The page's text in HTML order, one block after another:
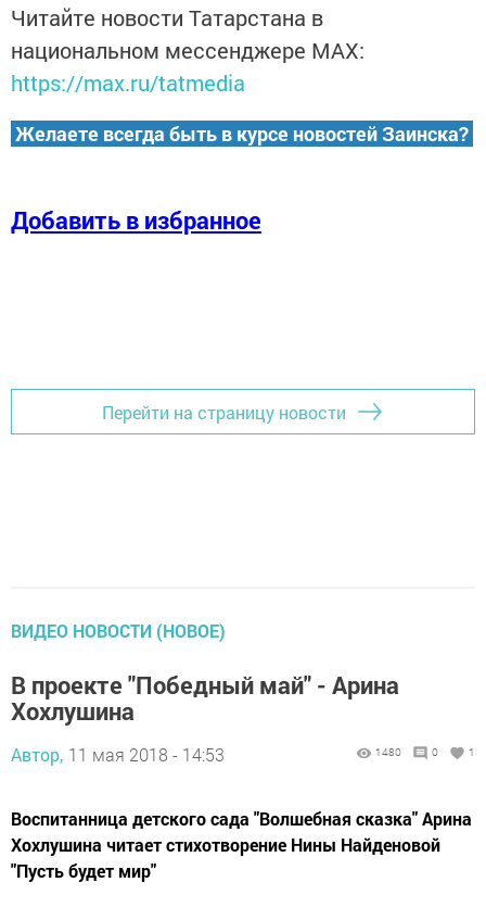
Читайте новости Татарстана в
национальном мессенджере MАХ:
https://max.ru/tatmedia
Желаете всегда быть в курсе новостей Заинска?
Добавить в избранное
Перейти на страницу новости
ВИДЕО НОВОСТИ (НОВОЕ)
В проекте "Победный май" - Арина
Хохлушина
Автор, 11 мая 2018 - 14:53 1480 0 1
Воспитанница детского сада "Волшебная сказка" Арина
Хохлушина читает стихотворение Нины Найденовой
"Пусть будет мир"